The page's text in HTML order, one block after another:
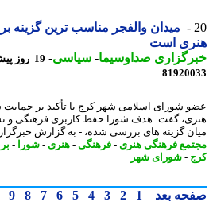
میدان والفجر مناسب ترین گزینه
است
صداوسیما-سیاسی-19 روز پیش - سه شنبه 30 تیر 1405، 13:45
شورای اسلامی شهر کرج با تأکید بر حمایت
گفت: هدف شورا حفظ کاربری فرهنگی و
گزینه های بررسی شده، - به گزارش خبرگزاری
فرهنگی هنری- فرهنگی-هنری- شورا-برنامه
-شورای شهر
بعد 1
2
3
4
5
6
7
8
9
10